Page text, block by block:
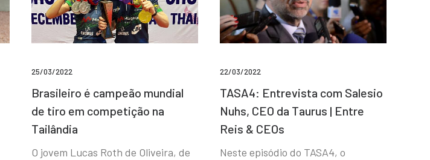
25/03/2022
Brasileiro é campeão mundial
de tiro em competição na
Tailândia
O jovem Lucas Roth de Oliveira, de
22/03/2022
TASA4: Entrevista com Salesio
Nuhs, CEO da Taurus | Entre
Reis & CEOs
Neste episódio do TASA4, o